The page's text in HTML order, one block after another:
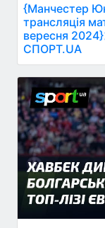
{Манчестер
трансляція
вересня
СПОРТ.UA